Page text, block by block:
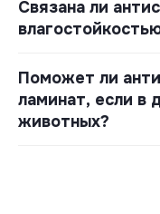
Связана ли
Поможет ли
ламинат, если в
животных?